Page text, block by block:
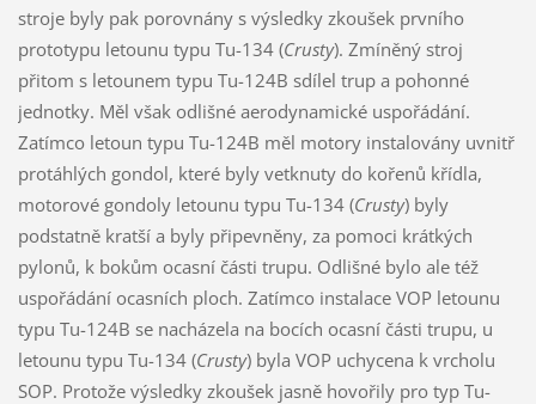
stroje byly pak porovnány s výsledky zkoušek prvního
prototypu letounu typu Tu-134 (Crusty). Zmíněný stroj
přitom s letounem typu Tu-124B sdílel trup a pohonné
jednotky. Měl však odlišné aerodynamické uspořádání.
Zatímco letoun typu Tu-124B měl motory instalovány uvnitř
protáhlých gondol, které byly vetknuty do kořenů křídla,
motorové gondoly letounu typu Tu-134 (Crusty) byly
podstatně kratší a byly připevněny, za pomoci krátkých
pylonů, k bokům ocasní části trupu. Odlišné bylo ale též
uspořádání ocasních ploch. Zatímco instalace VOP letounu
typu Tu-124B se nacházela na bocích ocasní části trupu, u
letounu typu Tu-134 (Crusty) byla VOP uchycena k vrcholu
SOP. Protože výsledky zkoušek jasně hovořily pro typ Tu-